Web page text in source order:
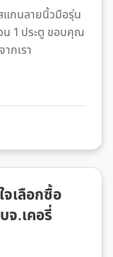
แกนลายนิ้วมือรุ่น
1 ประตู ขอบคุณ
กเรา
จเลือกซื้อ
จ.เคอรี่